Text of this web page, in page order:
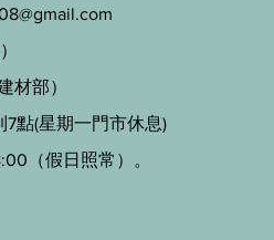
材部）
7點(星期一門市休息)
（假日照常）。